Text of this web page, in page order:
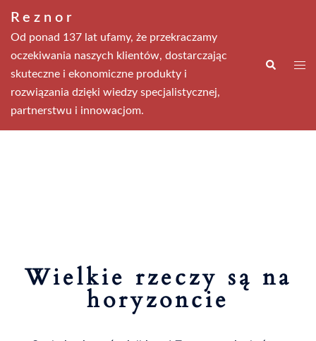
Reznor
Od ponad 137 lat ufamy, że przekraczamy
oczekiwania naszych klientów, dostarczając
skuteczne i ekonomiczne produkty i
rozwiązania dzięki wiedzy specjalistycznej,
partnerstwu i innowacjom.
Wielkie rzeczy są na
horyzoncie